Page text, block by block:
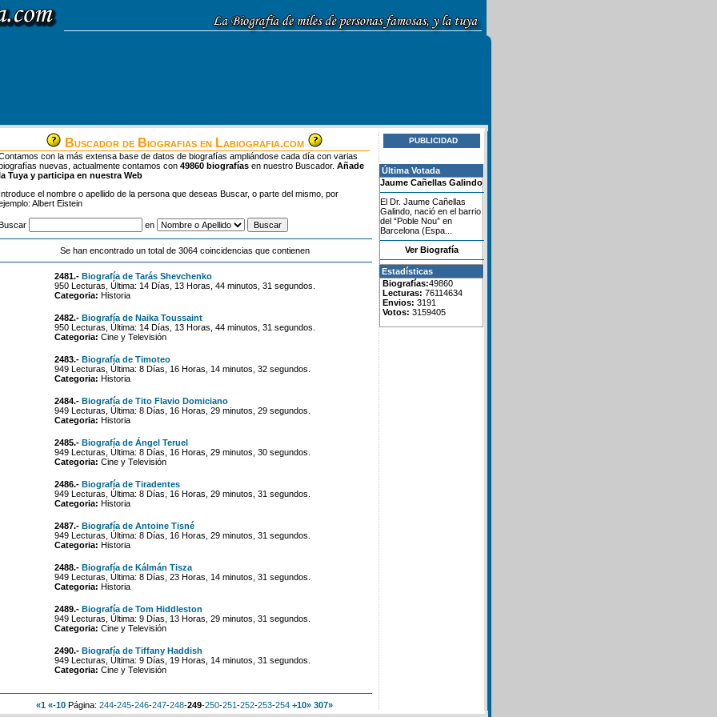
Buscador de Biografias en Labiografia.com
con la más extensa base de datos de biografías ampliándose cada día con varias
nuevas, actualmente contamos con 49860 biografías en nuestro Buscador. Añade
Tuya y participa en nuestra Web
Introduce el nombre o apellido de la persona que deseas Buscar, o parte del mismo, por
Albert Eistein
en
Se han encontrado un total de 3064 coincidencias que contienen
2481.- Biografía de Tarás Shevchenko
950 Lecturas, Última: 14 Días, 13 Horas, 44 minutos, 31 segundos.
Categoria: Historia
2482.- Biografía de Naika Toussaint
950 Lecturas, Última: 14 Días, 13 Horas, 44 minutos, 31 segundos.
Categoria: Cine y Televisión
2483.- Biografía de Timoteo
949 Lecturas, Última: 8 Días, 16 Horas, 14 minutos, 32 segundos.
Categoria: Historia
2484.- Biografía de Tito Flavio Domiciano
949 Lecturas, Última: 8 Días, 16 Horas, 29 minutos, 29 segundos.
Categoria: Historia
2485.- Biografía de Ángel Teruel
949 Lecturas, Última: 8 Días, 16 Horas, 29 minutos, 30 segundos.
Categoria: Cine y Televisión
2486.- Biografía de Tiradentes
949 Lecturas, Última: 8 Días, 16 Horas, 29 minutos, 31 segundos.
Categoria: Historia
2487.- Biografía de Antoine Tisné
949 Lecturas, Última: 8 Días, 16 Horas, 29 minutos, 31 segundos.
Categoria: Historia
2488.- Biografía de Kálmán Tisza
949 Lecturas, Última: 8 Días, 23 Horas, 14 minutos, 31 segundos.
Categoria: Historia
2489.- Biografía de Tom Hiddleston
949 Lecturas, Última: 9 Días, 13 Horas, 29 minutos, 31 segundos.
Categoria: Cine y Televisión
2490.- Biografía de Tiffany Haddish
949 Lecturas, Última: 9 Días, 19 Horas, 14 minutos, 31 segundos.
Categoria: Cine y Televisión
«1 «-10 Página: 244-245-246-247-248-249-250-251-252-253-254 +10» 307»
PUBLICIDAD
Última Votada
Jaume Cañellas Galindo
El Dr. Jaume Cañellas
Galindo, nació en el barrio
del “Poble Nou” en
Barcelona (Espa...
Ver Biografía
Estadísticas
Biografías:49860
Lecturas: 76114634
Envios: 3191
Votos: 3159405